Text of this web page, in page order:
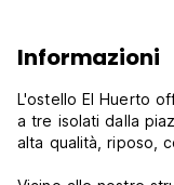
Informazioni
L'ostello El Huerto
a tre isolati dalla
alta qualità, riposo,